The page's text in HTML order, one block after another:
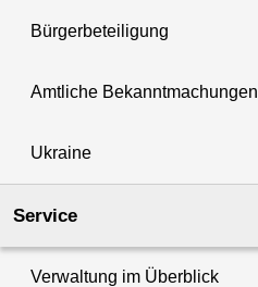
Bürgerbeteiligung
Amtliche Bekanntmachungen
Ukraine
Service
Verwaltung im Überblick